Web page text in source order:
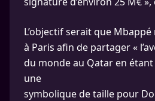
L’objectif serait que
à Paris afin de partager «
du monde au Qatar en étant
une
symbolique de taille pour